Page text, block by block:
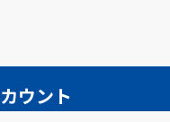
ウント